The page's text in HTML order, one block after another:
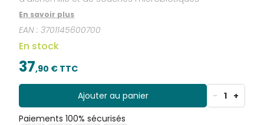
En savoir plus
EAN :3701145600700
En stock
37,90 € TTC
Ajouter au panier - 1 +
Paiements 100% sécurisés